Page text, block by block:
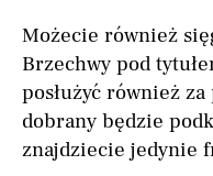
Możecie również
Brzechwy pod
posłużyć również
dobrany będzie
znajdziecie jedynie